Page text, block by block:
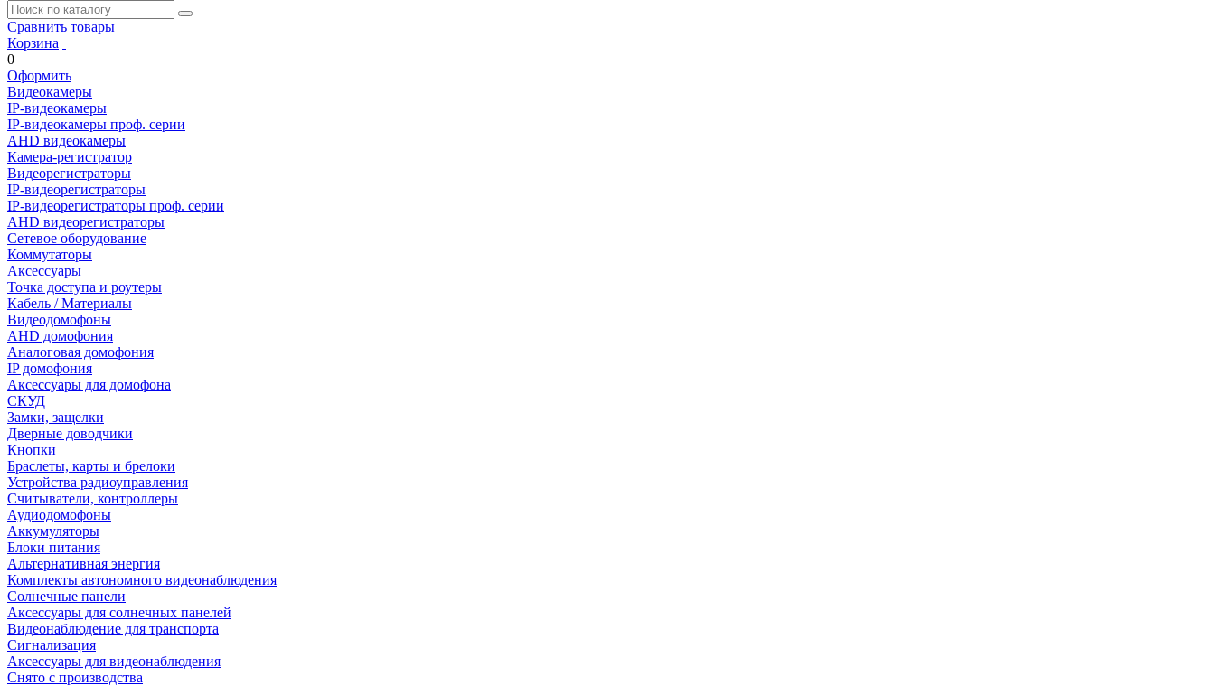
Сравнить товары
Корзина
0
Оформить
Видеокамеры
IP-видеокамеры
IP-видеокамеры проф. серии
AHD видеокамеры
Камера-регистратор
Видеорегистраторы
IP-видеорегистраторы
IP-видеорегистраторы проф. серии
AHD видеорегистраторы
Сетевое оборудование
Коммутаторы
Аксессуары
Точка доступа и роутеры
Кабель / Материалы
Видеодомофоны
AHD домофония
Аналоговая домофония
IP домофония
Аксессуары для домофона
СКУД
Замки, защелки
Дверные доводчики
Кнопки
Браслеты, карты и брелоки
Устройства радиоуправления
Считыватели, контроллеры
Аудиодомофоны
Аккумуляторы
Блоки питания
Альтернативная энергия
Комплекты автономного видеонаблюдения
Солнечные панели
Аксессуары для солнечных панелей
Видеонаблюдение для транспорта
Сигнализация
Аксессуары для видеонаблюдения
Снято с производства